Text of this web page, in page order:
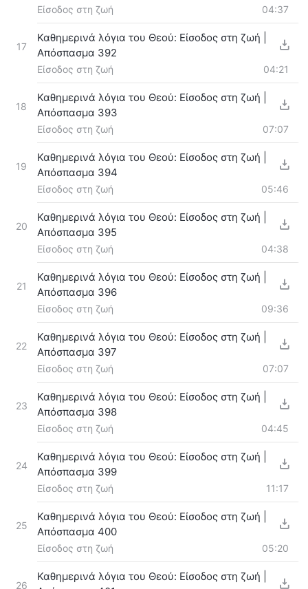
Είσοδος στη ζωή 04:37
17
Καθημερινά λόγια του Θεού: Είσοδος στη ζωή |
Απόσπασμα 392
Είσοδος στη ζωή 04:21
18
Καθημερινά λόγια του Θεού: Είσοδος στη ζωή |
Απόσπασμα 393
Είσοδος στη ζωή 07:07
19
Καθημερινά λόγια του Θεού: Είσοδος στη ζωή |
Απόσπασμα 394
Είσοδος στη ζωή 05:46
20
Καθημερινά λόγια του Θεού: Είσοδος στη ζωή |
Απόσπασμα 395
Είσοδος στη ζωή 04:38
21
Καθημερινά λόγια του Θεού: Είσοδος στη ζωή |
Απόσπασμα 396
Είσοδος στη ζωή 09:36
22
Καθημερινά λόγια του Θεού: Είσοδος στη ζωή |
Απόσπασμα 397
Είσοδος στη ζωή 07:07
23
Καθημερινά λόγια του Θεού: Είσοδος στη ζωή |
Απόσπασμα 398
Είσοδος στη ζωή 04:45
24
Καθημερινά λόγια του Θεού: Είσοδος στη ζωή |
Απόσπασμα 399
Είσοδος στη ζωή 11:17
25
Καθημερινά λόγια του Θεού: Είσοδος στη ζωή |
Απόσπασμα 400
Είσοδος στη ζωή 05:20
26
Καθημερινά λόγια του Θεού: Είσοδος στη ζωή |